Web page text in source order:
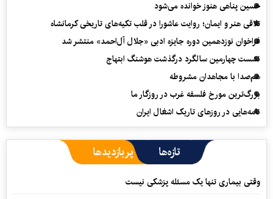
حسین پناهی هنوز خوانده می‌شود
تلاقی هنر و ایمان؛ روایت عاشورا در قلب تکیه‌های تاریخی کرمانشاه
فراخوان نوزدهمین دوره جایزه ادبی «جلال آل‌احمد» منتشر شد
نشست چهارمین سالگرد درگذشت هوشنگ ابتهاج
هم‌صدا با مجاهدان مشروطه
بزرگ‌ترین مورخ فلسفه غرب در روزگار ما
نامه‌هایی در روزهای تاریک اشغال ایران
تازه‌ها پربازدیدها
وقتی بیماری تنها یک مسئله پزشکی نیست